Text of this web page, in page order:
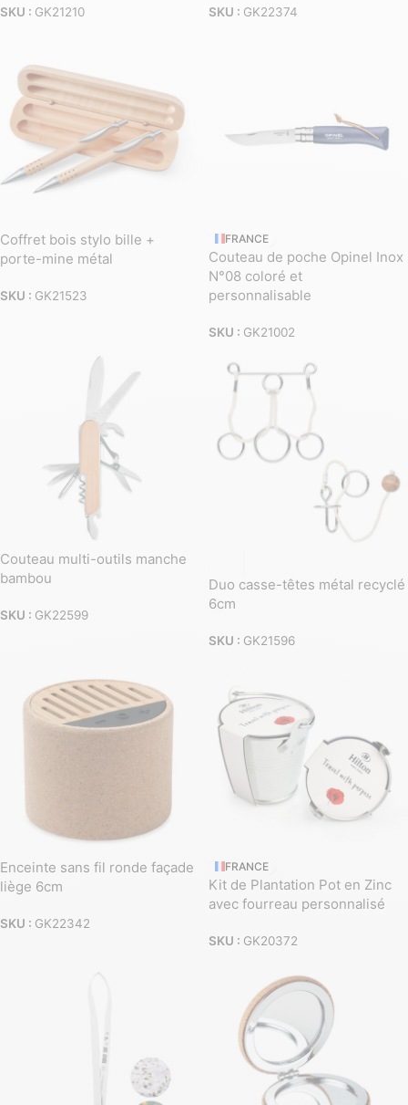
SKU : GK21210 SKU : GK22374
Coffret bois stylo bille +
porte-mine métal
SKU : GK21523
FRANCE
Couteau de poche Opinel Inox
N°08 coloré et
personnalisable
SKU : GK21002
Couteau multi-outils manche
bambou
SKU : GK22599
Duo casse-têtes métal recyclé
6cm
SKU : GK21596
Enceinte sans fil ronde façade
liège 6cm
SKU : GK22342
FRANCE
Kit de Plantation Pot en Zinc
avec fourreau personnalisé
SKU : GK20372